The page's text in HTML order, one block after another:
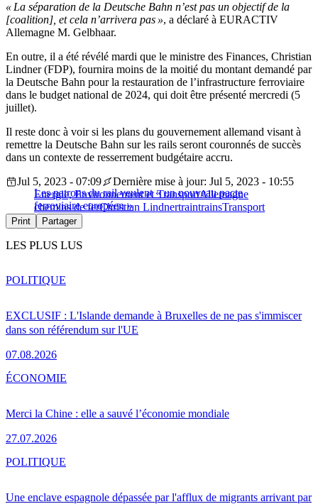
« La séparation de la Deutsche Bahn n’est pas un objectif de la
[coalition], et cela n’arrivera pas », a déclaré à EURACTIV
Allemagne M. Gelbhaar.
En outre, il a été révélé mardi que le ministre des Finances, Christian
Lindner (FDP), fournira moins de la moitié du montant demandé par
la Deutsche Bahn pour la restauration de l’infrastructure ferroviaire
dans le budget national de 2024, qui doit être présenté mercredi (5
juillet).
Il reste donc à voir si les plans du gouvernement allemand visant à
remettre la Deutsche Bahn sur les rails seront couronnés de succès
dans un contexte de resserrement budgétaire accru.
Les patrons du rail veulent « un nouveau pacte
ferroviaire européen »
Jul 5, 2023 - 07:09
Dernière mise à jour: Jul 5, 2023 - 10:55
Energie, Environnement et TransportAllemagne
chemins de ferChristian LindnertraintrainsTransport
Print Partager
LES PLUS LUS
EXCLUSIF : L'Islande demande à Bruxelles de ne pas s'immiscer
dans son référendum sur l'UE
07.08.2026
POLITIQUE
Merci la Chine : elle a sauvé l’économie mondiale
27.07.2026
ÉCONOMIE
Une enclave espagnole dépassée par l'afflux de migrants arrivant par
POLITIQUE